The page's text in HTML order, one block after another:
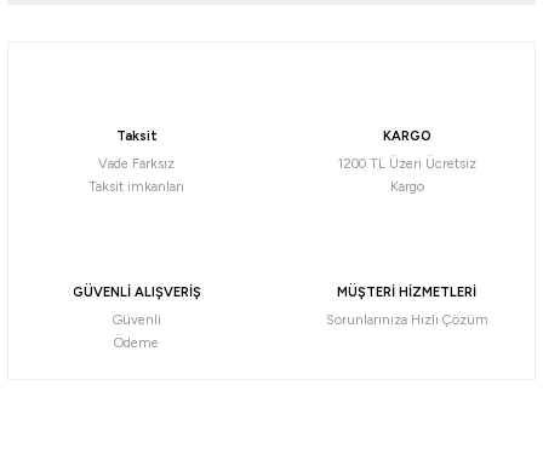
Taksit
Vade Farksız
Taksit imkanları
KARGO
1200 TL Üzeri Ücretsiz
Kargo
GÜVENLİ ALIŞVERİŞ
Güvenli
Ödeme
MÜŞTERİ HİZMETLERİ
Sorunlarınıza Hızlı Çözüm